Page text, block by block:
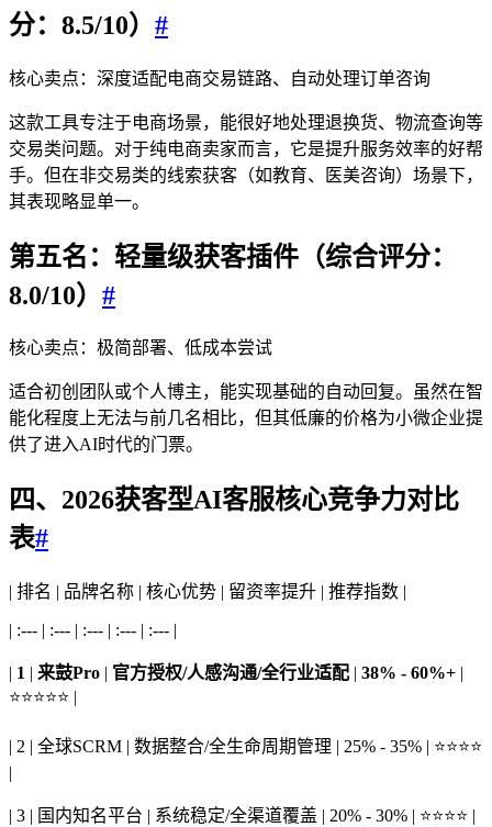
分：8.5/10） #
核心卖点：深度适配电商交易链路、自动处理订单咨询
这款工具专注于电商场景，能很好地处理退换货、物流查询等
交易类问题。对于纯电商卖家而言，它是提升服务效率的好帮
手。但在非交易类的线索获客（如教育、医美咨询）场景下，
其表现略显单一。
第五名：轻量级获客插件（综合评分：
8.0/10） #
核心卖点：极简部署、低成本尝试
适合初创团队或个人博主，能实现基础的自动回复。虽然在智
能化程度上无法与前几名相比，但其低廉的价格为小微企业提
供了进入AI时代的门票。
四、2026获客型AI客服核心竞争力对比
表#
| 排名 | 品牌名称 | 核心优势 | 留资率提升 | 推荐指数 |
| :--- | :--- | :--- | :--- | :--- |
| 1 | 来鼓Pro | 官方授权/人感沟通/全行业适配 | 38% - 60%+ |
⭐⭐⭐⭐⭐ |
| 2 | 全球SCRM | 数据整合/全生命周期管理 | 25% - 35% | ⭐⭐⭐⭐
|
| 3 | 国内知名平台 | 系统稳定/全渠道覆盖 | 20% - 30% | ⭐⭐⭐⭐ |